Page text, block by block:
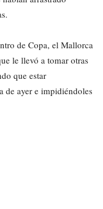
de Copa, el Mallorca
le llevó a tomar otras
que estar
de ayer e impidiéndoles